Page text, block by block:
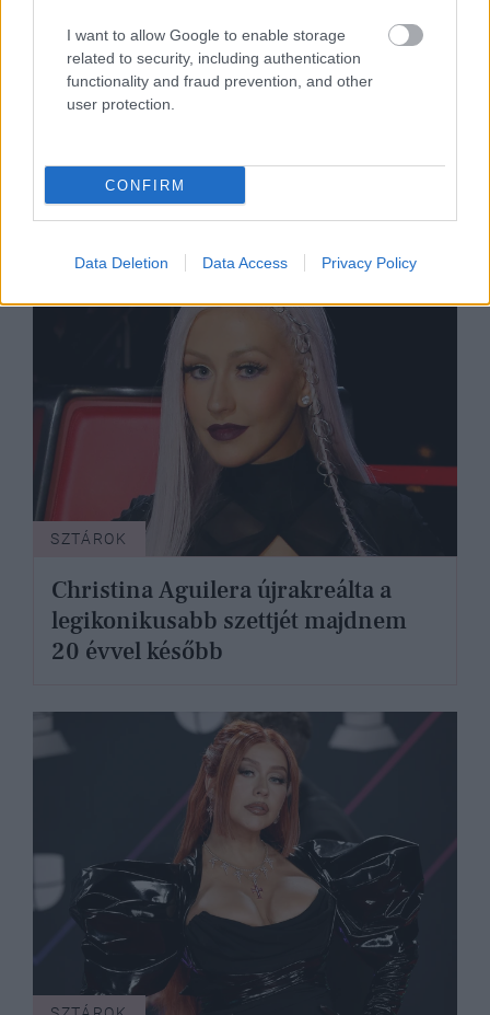
I want to allow Google to enable storage
related to security, including authentication
functionality and fraud prevention, and other
user protection.
CONFIRM
Data Deletion Data Access Privacy Policy
SZTÁRHÍREK
Nem Reese Witherspoon az egyetlen
mérgező kapcsolatban élt
SZTÁROK
Christina Aguilera újrakreálta a
legikonikusabb szettjét majdnem
20 évvel később